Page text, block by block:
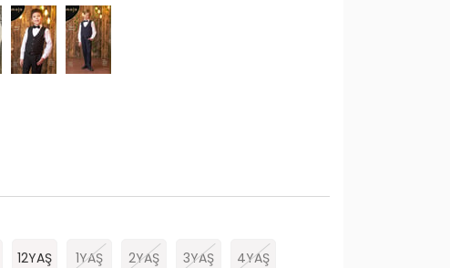
12YAŞ 1YAŞ 2YAŞ 3YAŞ 4YAŞ